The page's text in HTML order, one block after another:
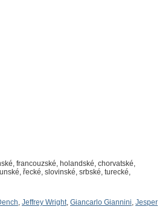
francouzské, holandské, chorvatské,
řecké, slovinské, srbské, turecké,
, Jeffrey Wright, Giancarlo Giannini, Jesper